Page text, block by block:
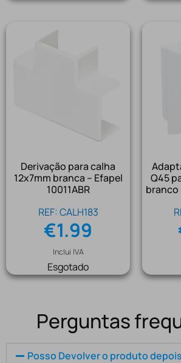
Derivação para calha
12x7mm branca – Efapel
10011ABR
REF: CALH183
€1.99
Inclui IVA
Esgotado
Q45
branco
Perguntas
Posso Devolver o produto